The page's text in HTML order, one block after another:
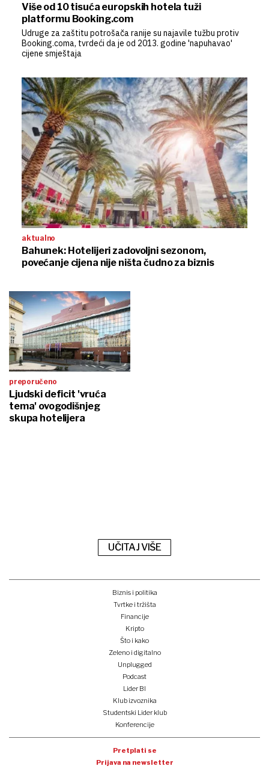
Više od 10 tisuća europskih hotela tuži
platformu Booking.com
Udruge za zaštitu potrošača ranije su najavile tužbu protiv
Booking.coma, tvrdeći da je od 2013. godine 'napuhavao'
cijene smještaja
aktualno
Bahunek: Hotelijeri zadovoljni sezonom,
povećanje cijena nije ništa čudno za biznis
preporučeno
Ljudski deficit 'vruća
tema' ovogodišnjeg
skupa hotelijera
UČITAJ VIŠE
Biznis i politika
Tvrtke i tržišta
Financije
Kripto
Što i kako
Zeleno i digitalno
Unplugged
Podcast
Lider BI
Klub izvoznika
Studentski Lider klub
Konferencije
Pretplati se
Prijava na newsletter